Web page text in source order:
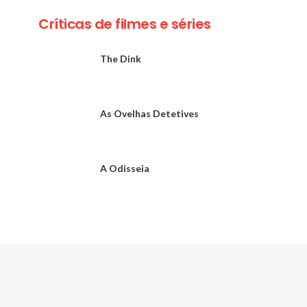
Críticas de filmes e séries
The Dink
As Ovelhas Detetives
A Odisseia